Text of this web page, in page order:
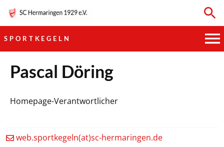
SPORTKEGELN
HAUPTVEREIN
GYMNASTIK
Pascal Döring
Homepage-Verantwortlicher
web.sportkegeln(at)sc-hermaringen.de